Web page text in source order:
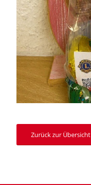
Zurück zur Übersicht